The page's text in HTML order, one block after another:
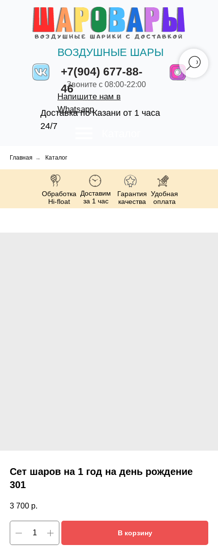
+7(904) 677-88-
46
ВОЗДУШНЫЕ ШАРЫ
Доставка по Казани от 1 часа
24/7
Звоните с 08:00-22:00
Напишите нам в
Whatsapp
Главная → Каталог
Обработка
Hi-float
Доставим
за 1 час
Гарантия
качества
Удобная
оплата
Сет шаров на 1 год на день рождение
301
3 700 р.
В корзину